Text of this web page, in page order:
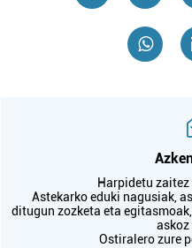
Harpidetu
Astekarko eduki nagusiak,
ditugun zozketa eta
askoz
Ostiralero zure